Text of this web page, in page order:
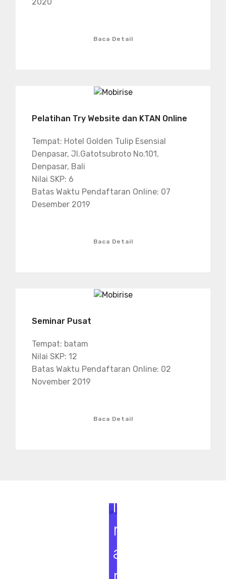
Baca Detail
Pelatihan Try Website dan KTAN Online
Tempat: Hotel Golden Tulip Esensial
Denpasar, Jl.Gatotsubroto No.101,
Denpasar, Bali
Nilai SKP: 6
Batas Waktu Pendaftaran Online: 07
Desember 2019
Baca Detail
Seminar Pusat
Tempat: batam
Nilai SKP: 12
Batas Waktu Pendaftaran Online: 02
November 2019
Baca Detail
i
n
a